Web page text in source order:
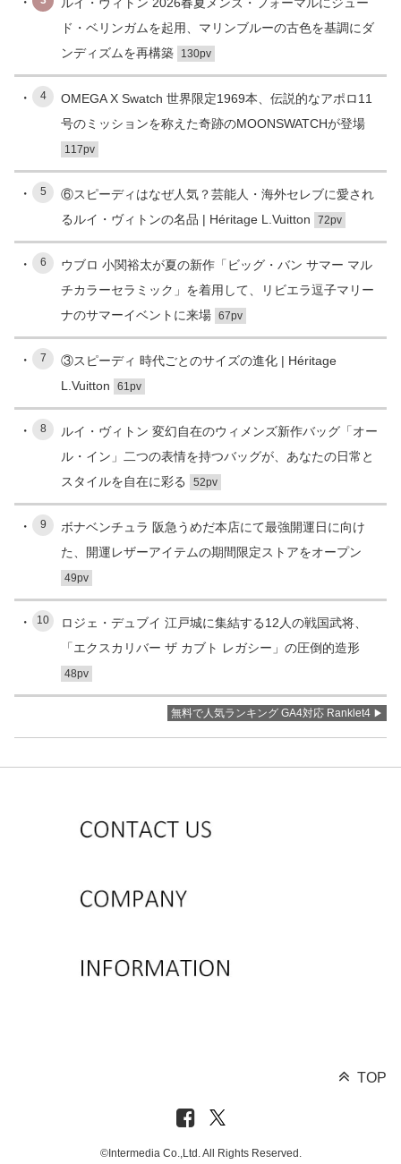
ド・ベリンガムを起用、マリンブルーの古色を基調にダ
ンディズムを再構築
130pv
4
OMEGA X Swatch 世界限定1969本、伝説的なアポロ11
号のミッションを称えた奇跡のMOONSWATCHが登場
117pv
5
⑥スピーディはなぜ人気？芸能人・海外セレブに愛され
るルイ・ヴィトンの名品 | Héritage L.Vuitton
72pv
6
ウブロ 小関裕太が夏の新作「ビッグ・バン サマー マル
チカラーセラミック」を着用して、リビエラ逗子マリー
ナのサマーイベントに来場 67pv
7
③スピーディ 時代ごとのサイズの進化 | Héritage
L.Vuitton
61pv
8
ルイ・ヴィトン 変幻自在のウィメンズ新作バッグ「オー
ル・イン」二つの表情を持つバッグが、あなたの日常と
スタイルを自在に彩る
52pv
9
ボナベンチュラ 阪急うめだ本店にて最強開運日に向け
た、開運レザーアイテムの期間限定ストアをオープン
49pv
10
ロジェ・デュブイ 江戸城に集結する12人の戦国武将、
「エクスカリバー ザ カブト レガシー」の圧倒的造形
48pv
無料で人気ランキング GA4対応 Ranklet4
TOP
©Intermedia Co.,Ltd. All Rights Reserved.